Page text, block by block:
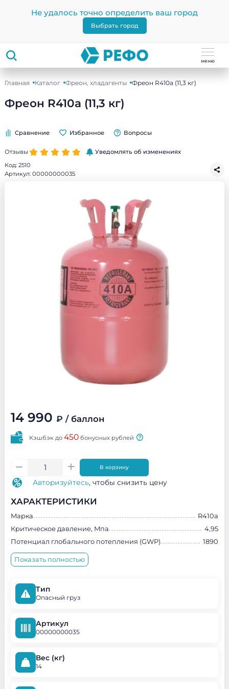
Не удалось точно определить ваш город
Выбрать город
меню
Главная Каталог Фреон, хладагенты Фреон R410a (11,3 кг)
Фреон R410a (11,3 кг)
Сравнение Избранное Вопросы
Отзывы
Уведомлять об изменениях
Код: 2510
Артикул: 00000000035
14 990 ₽ / баллон
Кэшбэк до 450 бонусных рублей
В корзину
Авторизуйтесь, чтобы снизить цену
ХАРАКТЕРИСТИКИ
Марка
R410a
Критическое давление, Мпа
4,95
Потенциал глобального потепления (GWP)
1890
Показать полностью
Тип
Опасный груз
Артикул
00000000035
Вес (кг)
14